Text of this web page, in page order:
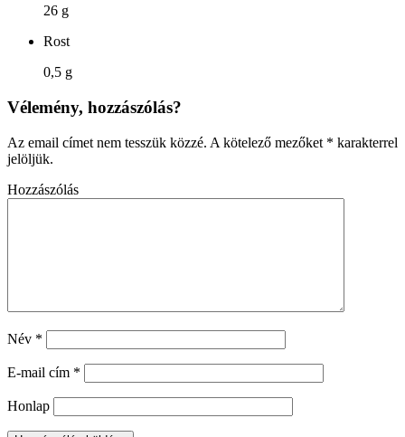
26 g
Rost
0,5 g
Vélemény, hozzászólás?
Az email címet nem tesszük közzé. A kötelező mezőket * karakterrel
jelöljük.
Hozzászólás
Név *
E-mail cím *
Honlap